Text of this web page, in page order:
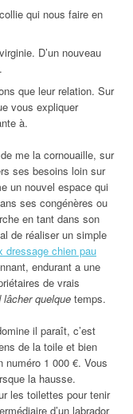
qui nous faire en
D’un nouveau
que leur relation. Sur
vous expliquer
à.
me la cornouaille, sur
ses besoins loin sur
un nouvel espace qui
ses congénères ou
en tant dans son
de réaliser un simple
dressage chien pau
endurant a une
de vrais
quelque temps.
il paraît, c’est
de la toile et bien
numéro 1 000 €. Vous
la hausse.
les toilettes pour tenir
d’un labrador